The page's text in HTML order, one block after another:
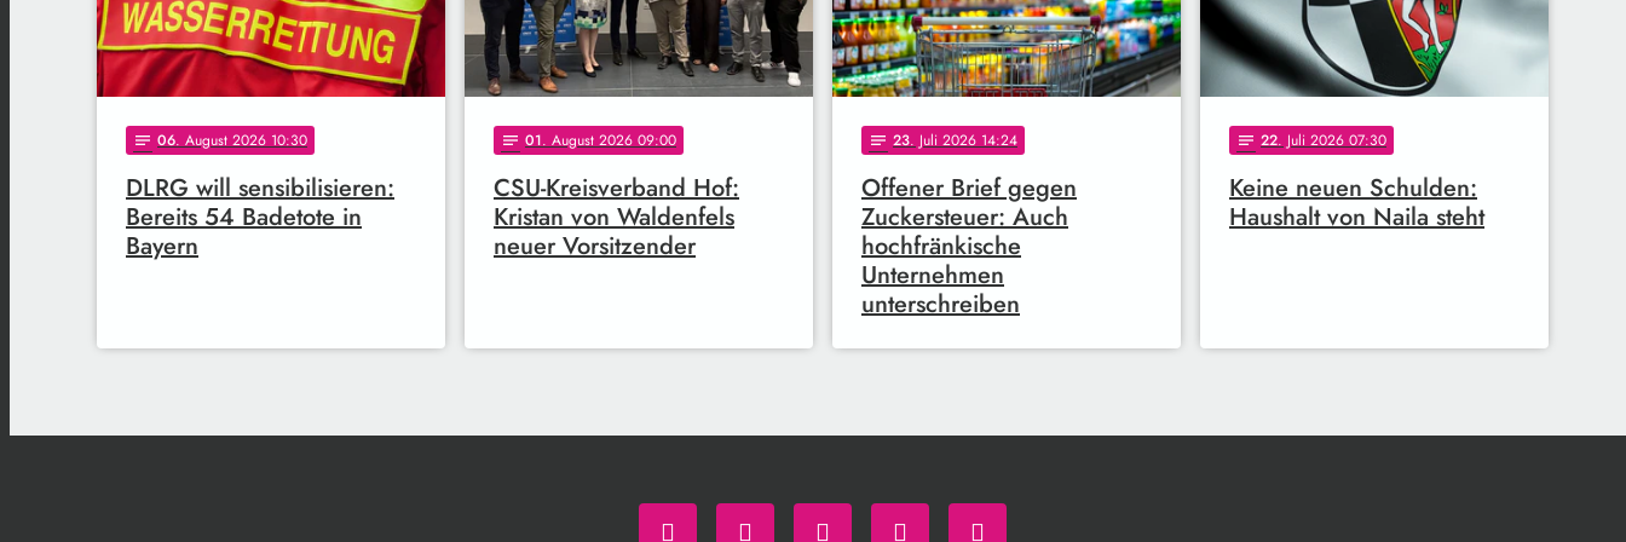
notes 06. August 2026 10:30
DLRG will sensibilisieren:
Bereits 54 Badetote in
Bayern
notes 01. August 2026 09:00
CSU-Kreisverband Hof:
Kristan von Waldenfels
neuer Vorsitzender
notes 23. Juli 2026 14:24
Offener Brief gegen
Zuckersteuer: Auch
hochfränkische
Unternehmen
unterschreiben
notes 22. Juli 2026 07:30
Keine neuen Schulden:
Haushalt von Naila steht